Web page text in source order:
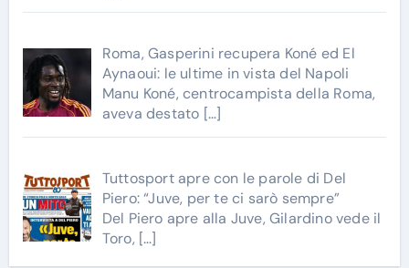
Roma, Gasperini recupera Koné ed El
Aynaoui: le ultime in vista del Napoli
Manu Koné, centrocampista della Roma,
aveva destato […]
Tuttosport apre con le parole di Del
Piero: “Juve, per te ci sarò sempre”
Del Piero apre alla Juve, Gilardino vede il
Toro, […]